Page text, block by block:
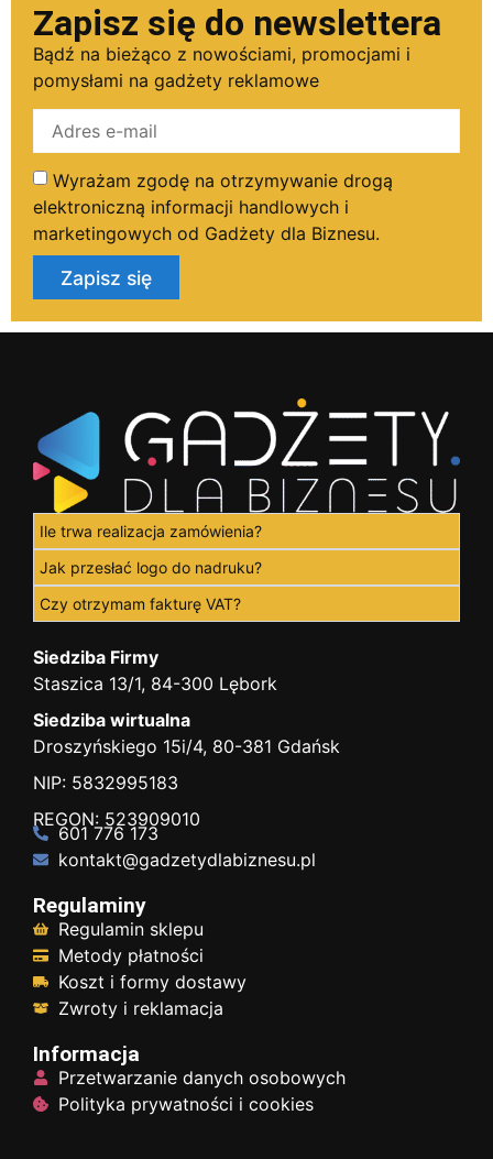
Zapisz się do newslettera
Bądź na bieżąco z nowościami, promocjami i
pomysłami na gadżety reklamowe
Wyrażam zgodę na otrzymywanie drogą
elektroniczną informacji handlowych i
marketingowych od Gadżety dla Biznesu.
Zapisz się
Ile trwa realizacja zamówienia?
Jak przesłać logo do nadruku?
Czy otrzymam fakturę VAT?
Siedziba Firmy
Staszica 13/1, 84-300 Lębork
Siedziba wirtualna
Droszyńskiego 15i/4, 80-381 Gdańsk
NIP: 5832995183
REGON: 523909010
601 776 173
kontakt@gadzetydlabiznesu.pl
Regulaminy
Regulamin sklepu
Metody płatności
Koszt i formy dostawy
Zwroty i reklamacja
Informacja
Przetwarzanie danych osobowych
Polityka prywatności i cookies